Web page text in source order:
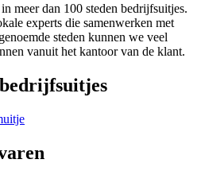
meer dan 100 steden bedrijfsuitjes.
experts die samenwerken met
steden kunnen we veel
vanuit het kantoor van de klant.